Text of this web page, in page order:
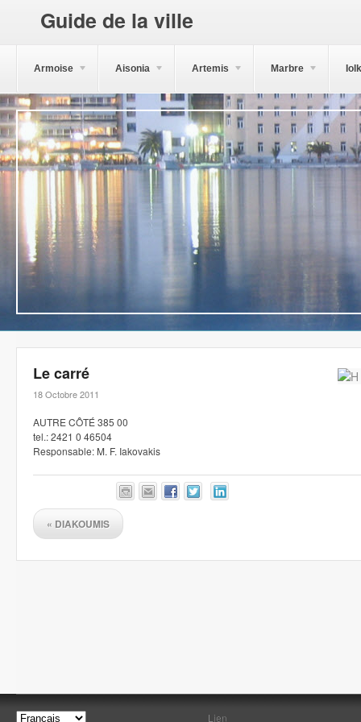
Guide de la ville
Armoise Aisonia Artemis Marbre
Le carré
18 Octobre 2011
AUTRE CÔTÉ 385 00
tel.: 2421 0 46504
Responsable: M. F. Iakovakis
« DIAKOUMIS
Lien